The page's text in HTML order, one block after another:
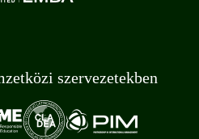
szervezetekben